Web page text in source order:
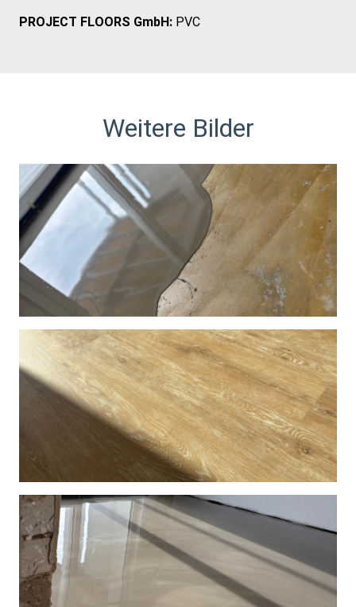
PROJECT FLOORS GmbH: PVC
Weitere Bilder